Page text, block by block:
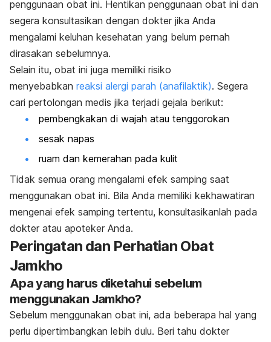
penggunaan obat ini. Hentikan penggunaan obat ini dan
segera konsultasikan dengan dokter jika Anda
mengalami keluhan kesehatan yang belum pernah
dirasakan sebelumnya.
Selain itu, obat ini juga memiliki risiko
menyebabkan reaksi alergi parah (anafilaktik). Segera
cari pertolongan medis jika terjadi gejala berikut:
pembengkakan di wajah atau tenggorokan
sesak napas
ruam dan kemerahan pada kulit
Tidak semua orang mengalami efek samping saat
menggunakan obat ini. Bila Anda memiliki kekhawatiran
mengenai efek samping tertentu, konsultasikanlah pada
dokter atau apoteker Anda.
Peringatan dan Perhatian Obat
Jamkho
Apa yang harus diketahui sebelum
menggunakan Jamkho?
Sebelum menggunakan obat ini, ada beberapa hal yang
perlu dipertimbangkan lebih dulu. Beri tahu dokter